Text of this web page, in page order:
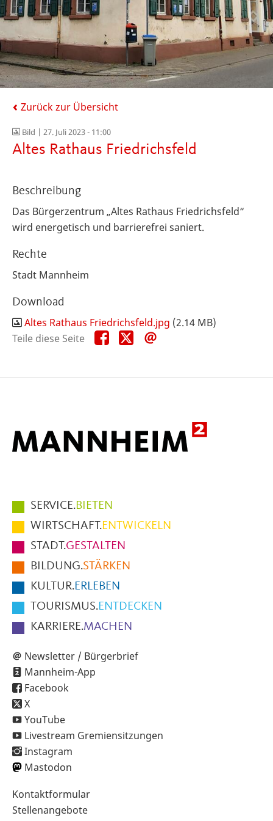
Zurück zur Übersicht
Bild | 27. Juli 2023 - 11:00
Altes Rathaus Friedrichsfeld
Beschreibung
Das Bürgerzentrum „Altes Rathaus Friedrichsfeld“
wird energetisch und barrierefrei saniert.
Rechte
Stadt Mannheim
Download
Altes Rathaus Friedrichsfeld.jpg (2.14 MB)
Teile diese Seite
Teile
diese
Teile
diese
Hauptmenüpunkte
im
Fußbereich
der
Seite
SERVICE.BIETEN
WIRTSCHAFT.ENTWICKELN
STADT.GESTALTEN
BILDUNG.STÄRKEN
KULTUR.ERLEBEN
TOURISMUS.ENTDECKEN
KARRIERE.MACHEN
Newsletter / Bürgerbrief
Mannheim-App
Facebook
X
YouTube
Livestream Gremiensitzungen
Instagram
Mastodon
Sekundärnavigation
im
Kontaktformular
Stellenangebote